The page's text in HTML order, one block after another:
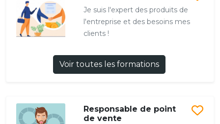
Je suis l'expert des produits de
l'entreprise et des besoins mes
clients !
Voir toutes les formations
Responsable de point
de vente